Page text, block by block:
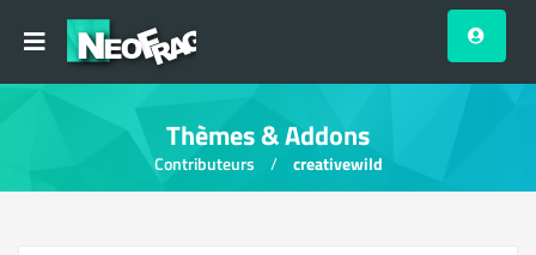
Thèmes & Addons
Contributeurs creativewild